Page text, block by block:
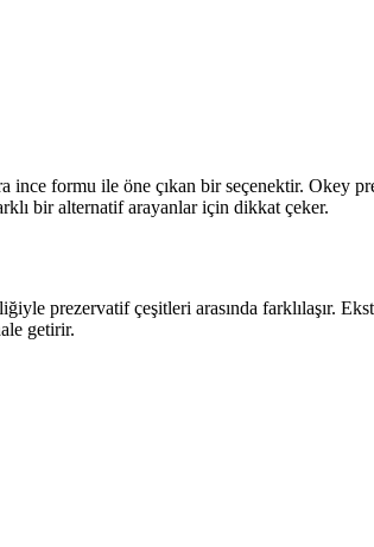
formu ile öne çıkan bir seçenektir. Okey
bir alternatif arayanlar için dikkat çeker.
prezervatif çeşitleri arasında farklılaşır.
getirir.